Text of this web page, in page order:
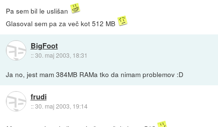
Pa sem bil le uslišan
Glasoval sem pa za več kot 512 MB
BigFoot
::30. maj 2003, 18:31
Ja no, jest mam 384MB RAMa tko da nimam problemov :D
frudi
::30. maj 2003, 19:14